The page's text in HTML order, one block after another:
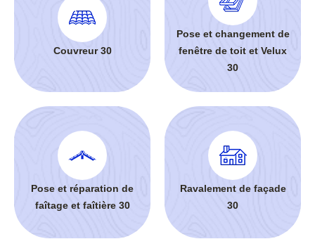
Couvreur 30
Pose et changement de
fenêtre de toit et Velux
30
Pose et réparation de
faîtage et faîtière 30
Ravalement de façade
30